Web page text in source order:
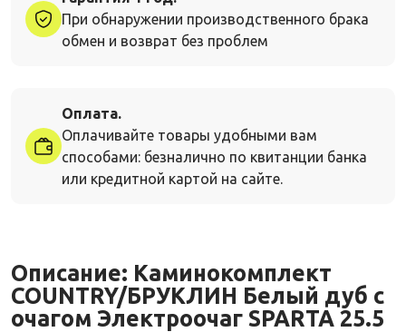
При обнаружении производственного брака
обмен и возврат без проблем
Оплата.
Оплачивайте товары удобными вам
способами: безналично по квитанции банка
или кредитной картой на сайте.
Описание: Каминокомплект
COUNTRY/БРУКЛИН Белый дуб с
очагом Электроочаг SPARTA 25.5